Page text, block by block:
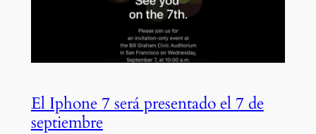
El Iphone 7 será presentado el 7 de
septiembre